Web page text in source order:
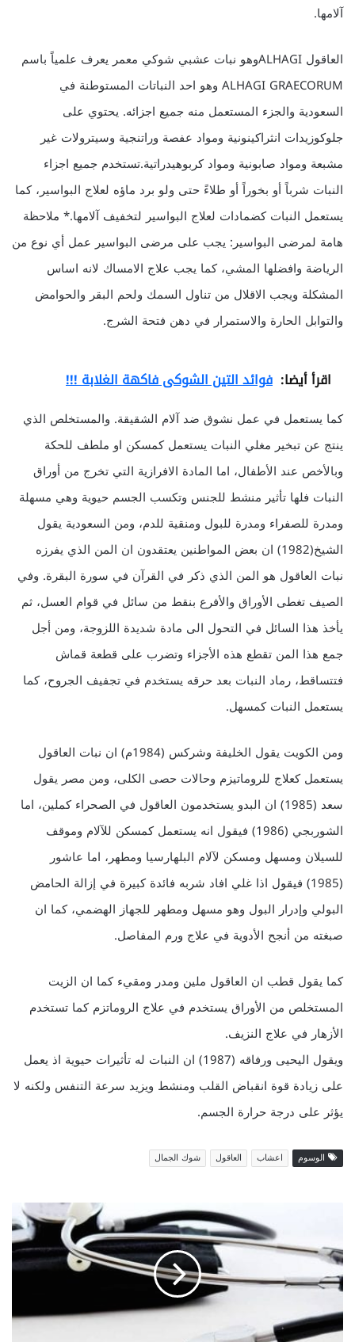
آلامها.
العاقول ALHAGIوهو نبات عشبي شوكي معمر يعرف علمياً باسم
ALHAGI GRAECORUM وهو احد النباتات المستوطنة في
السعودية والجزء المستعمل منه جميع اجزائه. يحتوي على
جلوكوزيدات انثراكينونية ومواد عفصة وراتنجية وسيترولات غير
مشبعة ومواد صابونية ومواد كربوهيدراتية.تستخدم جميع اجزاء
النبات شرباً أو بخوراً أو طلاءً حتى ولو برد ماؤه لعلاج البواسير، كما
يستعمل النبات كضمادات لعلاج البواسير لتخفيف آلامها.* ملاحظة
هامة لمرضى البواسير: يجب على مرضى البواسير عمل أي نوع من
الرياضة وافضلها المشي، كما يجب علاج الامساك لانه اساس
المشكلة ويجب الاقلال من تناول السمك ولحم البقر والحوامض
والتوابل الحارة والاستمرار في دهن فتحة الشرج.
اقرأ أيضا: فوائد التين الشوكى فاكهة الغلابة !!!
كما يستعمل في عمل نشوق ضد آلام الشقيقة. والمستخلص الذي
ينتج عن تبخير مغلي النبات يستعمل كمسكن او ملطف للحكة
وبالأخص عند الأطفال، اما المادة الافرازية التي تخرج من أوراق
النبات فلها تأثير منشط للجنس وتكسب الجسم حيوية وهي مسهلة
ومدرة للصفراء ومدرة للبول ومنقية للدم، ومن السعودية يقول
الشيخ(1982) ان بعض المواطنين يعتقدون ان المن الذي يفرزه
نبات العاقول هو المن الذي ذكر في القرآن في سورة البقرة. وفي
الصيف تغطى الأوراق والأفرع بنقط من سائل في قوام العسل، ثم
يأخذ هذا السائل في التحول الى مادة شديدة اللزوجة، ومن أجل
جمع هذا المن تقطع هذه الأجزاء وتضرب على قطعة قماش
فتتساقط، رماد النبات بعد حرقه يستخدم في تجفيف الجروح، كما
يستعمل النبات كمسهل.
ومن الكويت يقول الخليفة وشركس (1984م) ان نبات العاقول
يستعمل كعلاج للروماتيزم وحالات حصى الكلى، ومن مصر يقول
سعد (1985) ان البدو يستخدمون العاقول في الصحراء كملين، اما
الشوربجي (1986) فيقول انه يستعمل كمسكن للآلام وموقف
للسيلان ومسهل ومسكن لآلام البلهارسيا ومطهر، اما عاشور
(1985) فيقول اذا غلي افاد شربه فائدة كبيرة في إزالة الحامض
البولي وإدرار البول وهو مسهل ومطهر للجهاز الهضمي، كما ان
صبغته من أنجح الأدوية في علاج ورم المفاصل.
كما يقول قطب ان العاقول ملين ومدر ومقيء كما ان الزيت
المستخلص من الأوراق يستخدم في علاج الروماتزم كما تستخدم
الأزهار في علاج النزيف.
ويقول اليحيى ورفاقه (1987) ان النبات له تأثيرات حيوية اذ يعمل
على زيادة قوة انقباض القلب ومنشط ويزيد سرعة التنفس ولكنه لا
يؤثر على درجة حرارة الجسم.
الوسوم اعشاب العاقول شوك الجمال
ا
ش
ة
ا
ل
ع